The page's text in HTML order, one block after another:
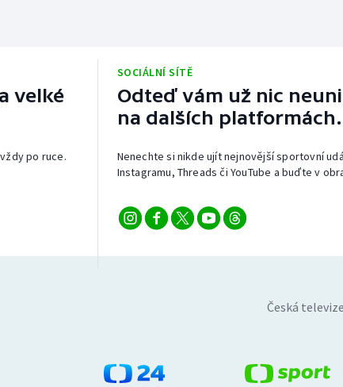
velké
po ruce.
SOCIÁLNÍ SÍTĚ
Odteď vám už nic
na dalších platformách.
Nenechte si nikde ujít nejnovější sportovní
Instagramu, Threads či YouTube a buďte v
Česká